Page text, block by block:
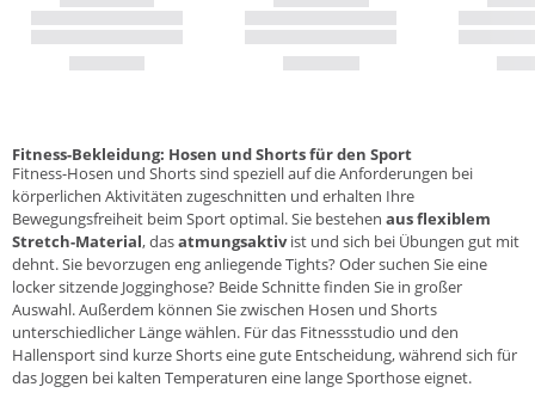
Fitness-Bekleidung: Hosen und Shorts für den Sport
Fitness-Hosen und Shortssind speziell auf die Anforderungen bei
körperlichen Aktivitäten zugeschnitten und erhalten Ihre
Bewegungsfreiheit beim Sport optimal. Sie bestehen aus flexiblem
Stretch-Material, dasatmungsaktivist und sich bei Übungen gut mit
dehnt. Sie bevorzugen eng anliegendeTights? Oder suchen Sie eine
locker sitzende Jogginghose? Beide Schnitte finden Sie in großer
Auswahl. Außerdem können Sie zwischen Hosen und Shorts
unterschiedlicher Länge wählen. Für das Fitnessstudio und den
Hallensport sind kurze Shorts eine gute Entscheidung, während sich für
das Joggen bei kalten Temperaturen eine lange Sporthose eignet.